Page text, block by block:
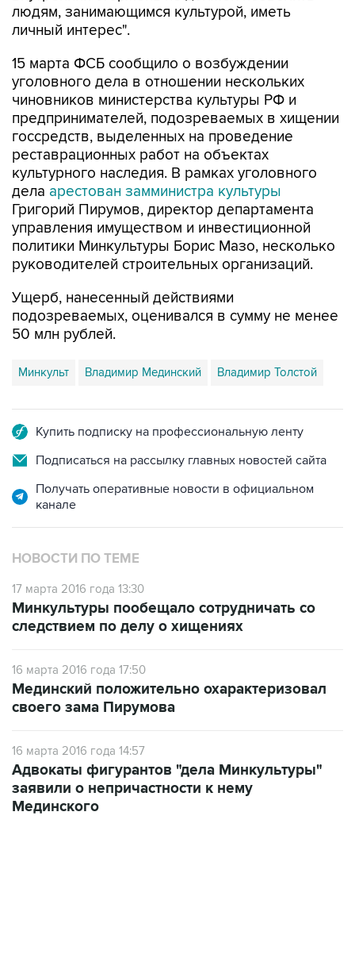
людям, занимающимся культурой, иметь
личный интерес".
15 марта ФСБ сообщило о возбуждении
уголовного дела в отношении нескольких
чиновников министерства культуры РФ и
предпринимателей, подозреваемых в хищении
госсредств, выделенных на проведение
реставрационных работ на объектах
культурного наследия. В рамках уголовного
дела арестован замминистра культуры
Григорий Пирумов, директор департамента
управления имуществом и инвестиционной
политики Минкультуры Борис Мазо, несколько
руководителей строительных организаций.
Ущерб, нанесенный действиями
подозреваемых, оценивался в сумму не менее
50 млн рублей.
Минкульт Владимир Мединский Владимир Толстой
Купить подписку на профессиональную ленту
Подписаться на рассылку главных новостей сайта
Получать оперативные новости в официальном
канале
НОВОСТИ ПО ТЕМЕ
17 марта 2016 года 13:30
Минкультуры пообещало сотрудничать со
следствием по делу о хищениях
16 марта 2016 года 17:50
Мединский положительно охарактеризовал
своего зама Пирумова
16 марта 2016 года 14:57
Адвокаты фигурантов "дела Минкультуры"
заявили о непричастности к нему
Мединского